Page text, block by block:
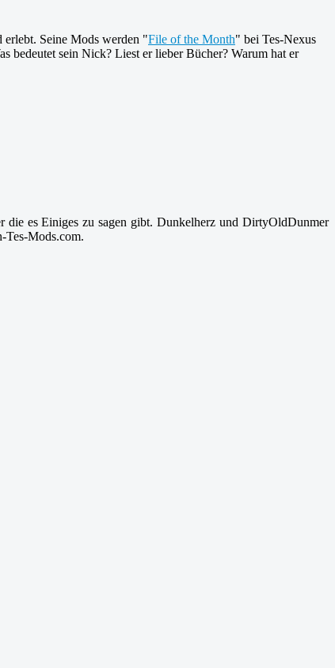
Seine Mods werden "File of the Month" bei Tes-Nexus
bedeutet sein Nick? Liest er lieber Bücher? Warum hat er
die es Einiges zu sagen gibt. Dunkelherz und DirtyOldDunmer
Tes-Mods.com.